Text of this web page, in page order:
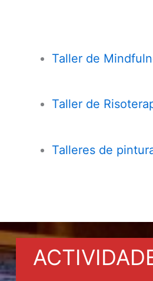
Taller de
Taller de
Talleres de